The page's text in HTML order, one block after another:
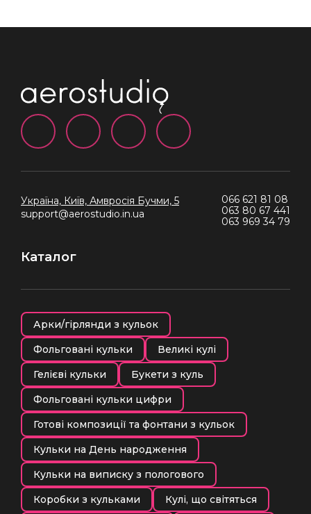
Україна, Київ, Амвросія Бучми, 5
support@aerostudio.in.ua
066 621 81 08
063 80 67 441
063 969 34 79
Каталог
Арки/гірлянди з кульок
Фольговані кульки
Великі кулі
Гелієві кульки
Букети з куль
Фольговані кульки цифри
Готові композиції та фонтани з кульок
Кульки на День народження
Кульки на виписку з пологового
Коробки з кульками
Кулі, що світяться